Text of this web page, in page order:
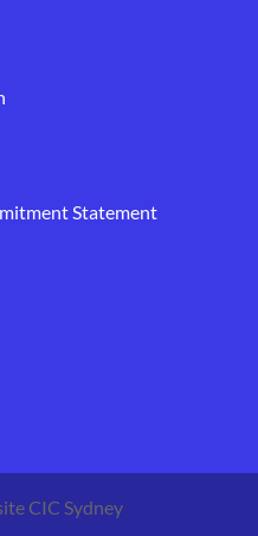
Statement
CIC Sydney